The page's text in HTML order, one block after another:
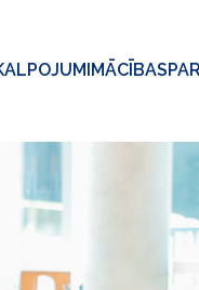
MĀCĪBAS